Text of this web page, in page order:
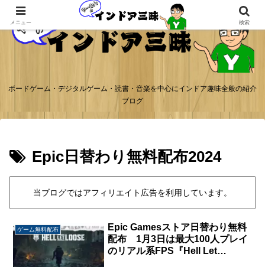
ボードゲーム・デジタルゲーム・読書・音楽を中心にインドア趣味全般の紹介
ブログ
Epic日替わり無料配布2024
当ブログではアフィリエイト広告を利用しています。
ゲーム無料配布
Epic Gamesストア日替わり無料
配布 1月3日は最大100人プレイ
のリアル系FPS『Hell Let
メニュー 検索